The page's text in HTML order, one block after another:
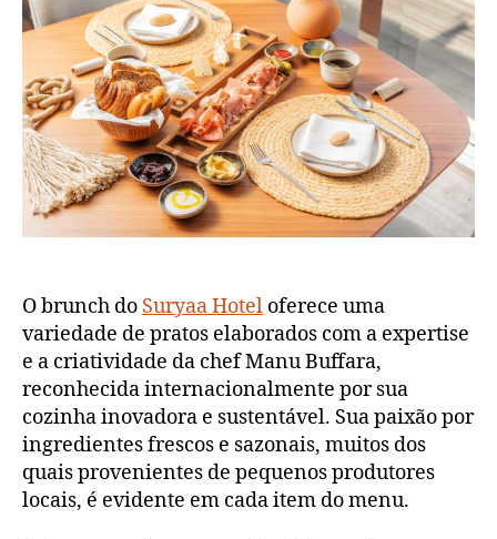
O brunch do Suryaa Hotel oferece uma
variedade de pratos elaborados com a expertise
e a criatividade da chef Manu Buffara,
reconhecida internacionalmente por sua
cozinha inovadora e sustentável. Sua paixão por
ingredientes frescos e sazonais, muitos dos
quais provenientes de pequenos produtores
locais, é evidente em cada item do menu.